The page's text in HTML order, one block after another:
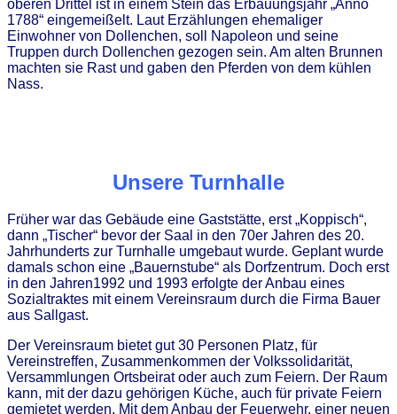
oberen Drittel ist in einem Stein das Erbauungsjahr „Anno
1788“ eingemeißelt. Laut Erzählungen ehemaliger
Einwohner von Dollenchen, soll Napoleon und seine
Truppen durch Dollenchen gezogen sein. Am alten Brunnen
machten sie Rast und gaben den Pferden von dem kühlen
Nass.
Unsere Turnhalle
Früher war das Gebäude eine Gaststätte, erst „Koppisch“,
dann „Tischer“ bevor der Saal in den 70er Jahren des 20.
Jahrhunderts zur Turnhalle umgebaut wurde. Geplant wurde
damals schon eine „Bauernstube“ als Dorfzentrum. Doch erst
in den Jahren1992 und 1993 erfolgte der Anbau eines
Sozialtraktes mit einem Vereinsraum durch die Firma Bauer
aus Sallgast.
Der Vereinsraum bietet gut 30 Personen Platz, für
Vereinstreffen, Zusammenkommen der Volkssolidarität,
Versammlungen Ortsbeirat oder auch zum Feiern. Der Raum
kann, mit der dazu gehörigen Küche, auch für private Feiern
gemietet werden. Mit dem Anbau der Feuerwehr, einer neuen